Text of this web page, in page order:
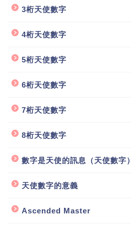
3桁天使數字
4桁天使數字
5桁天使數字
6桁天使數字
7桁天使數字
8桁天使數字
數字是天使的訊息（天使數字）
天使數字的意義
Ascended Master